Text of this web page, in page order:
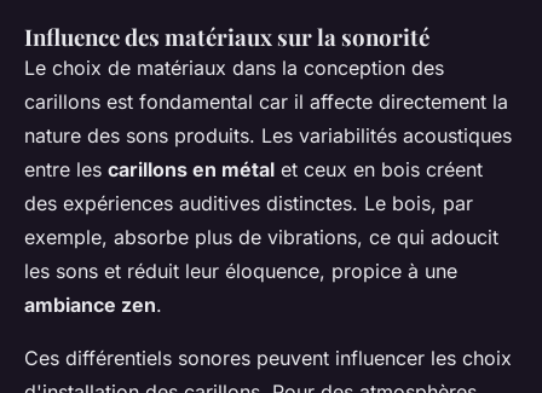
Influence des matériaux sur la sonorité
Le choix de matériaux dans la conception des
carillons est fondamental car il affecte directement la
nature des sons produits. Les variabilités acoustiques
entre les carillons en métal et ceux en bois créent
des expériences auditives distinctes. Le bois, par
exemple, absorbe plus de vibrations, ce qui adoucit
les sons et réduit leur éloquence, propice à une
ambiance zen.
Ces différentiels sonores peuvent influencer les choix